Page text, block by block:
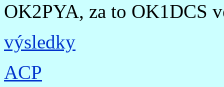
OK2PYA, za to OK1DCS
výsledky
ACP